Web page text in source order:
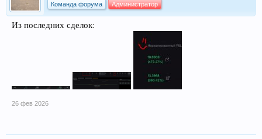
Команда форума
Администратор
Из последних сделок:
26 фев 2026